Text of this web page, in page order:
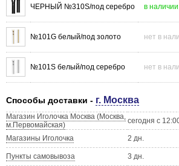
ЧЕРНЫЙ №310S/под серебро в наличии
№101G белый/под золото нет в
№101S белый/под серебро нет в
Способы доставки - г. Москва
Магазин Иголочка Москва (Москва,
м.Первомайская)
сегодня с
Магазины Иголочка 2 дн.
Пункты самовывоза 3 дн.